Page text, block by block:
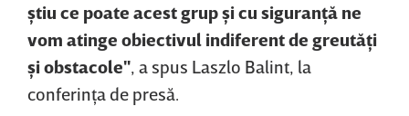
ştiu ce poate acest grup şi cu siguranţă ne
vom atinge obiectivul indiferent de greutăţi
şi obstacole", a spus Laszlo Balint, la
conferinţa de presă.